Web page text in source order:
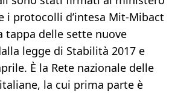
i protocolli d’intesa Mit-Mibact
tappa delle sette nuove
legge di Stabilità 2017 e
È la Rete nazionale delle
la cui prima parte è